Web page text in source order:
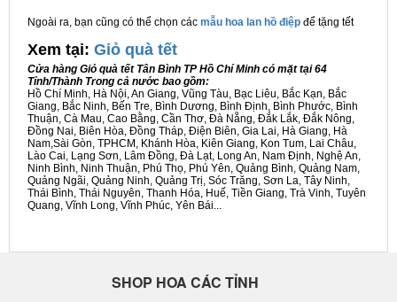
Ngoài ra, bạn cũng có thể chọn các mẫu hoa lan hồ điệp để tặng tết
Xem tại: Giỏ quà tết
Cửa hàng Giỏ quà tết Tân Bình TP Hồ Chí Minh có mặt tại 64
Tỉnh/Thành Trong cả nước bao gồm:
Hồ Chí Minh, Hà Nội, An Giang, Vũng Tàu, Bạc Liêu, Bắc Kạn, Bắc
Giang, Bắc Ninh, Bến Tre, Bình Dương, Bình Định, Bình Phước, Bình
Thuận, Cà Mau, Cao Bằng, Cần Thơ, Đà Nẵng, Đắk Lắk, Đắk Nông,
Đồng Nai, Biên Hòa, Đồng Tháp, Điện Biên, Gia Lai, Hà Giang, Hà
Nam,Sài Gòn, TPHCM, Khánh Hòa, Kiên Giang, Kon Tum, Lai Châu,
Lào Cai, Lạng Sơn, Lâm Đồng, Đà Lạt, Long An, Nam Định, Nghệ An,
Ninh Bình, Ninh Thuận, Phú Thọ, Phú Yên, Quảng Bình, Quảng Nam,
Quảng Ngãi, Quảng Ninh, Quảng Trị, Sóc Trăng, Sơn La, Tây Ninh,
Thái Bình, Thái Nguyên, Thanh Hóa, Huế, Tiền Giang, Trà Vinh, Tuyên
Quang, Vĩnh Long, Vĩnh Phúc, Yên Bái...
SHOP HOA CÁC TỈNH